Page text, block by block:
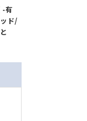
-有
ド/